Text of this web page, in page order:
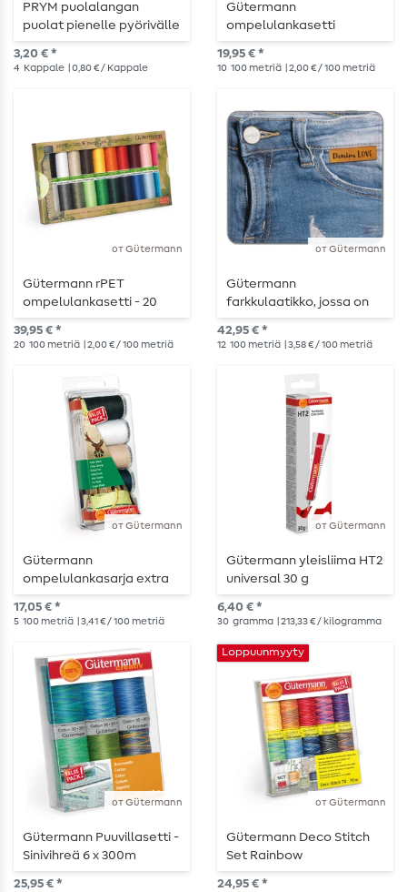
PRYM puolalangan
puolat pienelle pyörivälle
koukulle 21.2mm
3,20 € *
4 Kappale | 0,80 € / Kappale
Gütermann
ompelulankasetti
yleiskäyttöinen ompelija
PUNAINEN
19,95 € *
10 100 metriä | 2,00 € / 100 metriä
от Gütermann
Gütermann rPET
ompelulankasetti - 20
puolaa
39,95 € *
20 100 metriä | 2,00 € / 100 metriä
от Gütermann
Gütermann
farkkulaatikko, jossa on
farkkuneuloja ja
keinonahkaetikettejä
42,95 € *
12 100 metriä | 3,58 € / 100 metriä
от Gütermann
Gütermann
ompelulankasarja extra
strong
17,05 € *
5 100 metriä | 3,41 € / 100 metriä
от Gütermann
Gütermann yleisliima HT2
universal 30 g
6,40 € *
30 gramma | 213,33 € / kilogramma
от Gütermann
Gütermann Puuvillasetti -
Sinivihreä 6 x 300m
25,95 € *
от Gütermann
Loppuunmyyty
Gütermann Deco Stitch
Set Rainbow
24,95 € *